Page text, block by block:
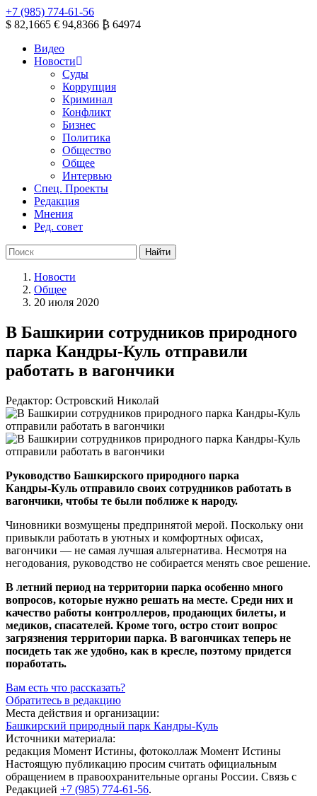
+7 (985) 774-61-56
$ 82,1665 € 94,8366 ₿ 64974
Видео
Новости
Суды
Коррупция
Криминал
Конфликт
Бизнес
Политика
Общество
Общее
Интервью
Спец. Проекты
Редакция
Мнения
Ред. совет
Новости
Общее
20 июля 2020
В Башкирии сотрудников природного
парка Кандры-Куль отправили
работать в вагончики
Редактор: Островский Николай
Руководство Башкирского природного парка
Кандры-Куль отправило своих сотрудников работать в
вагончики, чтобы те были поближе к народу.
Чиновники возмущены предпринятой мерой. Поскольку они
привыкли работать в уютных и комфортных офисах,
вагончики — не самая лучшая альтернатива. Несмотря на
негодования, руководство не собирается менять свое решение.
В летний период на территории парка особенно много
вопросов, которые нужно решать на месте. Среди них и
качество работы контроллеров, продающих билеты, и
медиков, спасателей. Кроме того, остро стоит вопрос
загрязнения территории парка. В вагончиках теперь не
посидеть так же удобно, как в кресле, поэтому придется
поработать.
Вам есть что рассказать?
Обратитесь в редакцию
Места действия и организации:
Башкирский природный парк Кандры-Куль
Источники материала:
редакция Момент Истины, фотоколлаж Момент Истины
Настоящую публикацию просим считать официальным
обращением в правоохранительные органы России. Связь с
Редакцией +7 (985) 774-61-56.